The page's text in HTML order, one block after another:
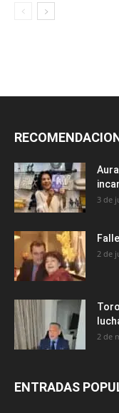
3 de
2 de
2 de
ENTRADAS